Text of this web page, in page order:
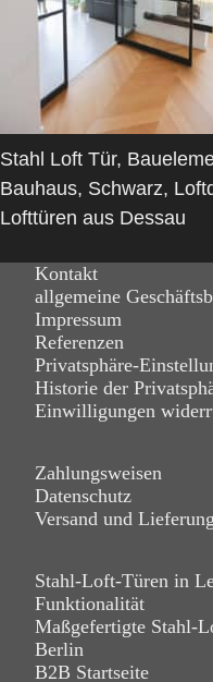
Stahl Loft Tür,
Bauhaus, Schwarz,
Lofttüren aus Dessau
Kontakt
allgemeine
Impressum
Referenzen
Privatsphäre-
Historie der
Einwilligungen
Zahlungsweisen
Datenschutz
Versand und Lieferung
Stahl-Loft-Türen in
Funktionalität
Maßgefertigte Stahl-
Berlin
B2B Startseite